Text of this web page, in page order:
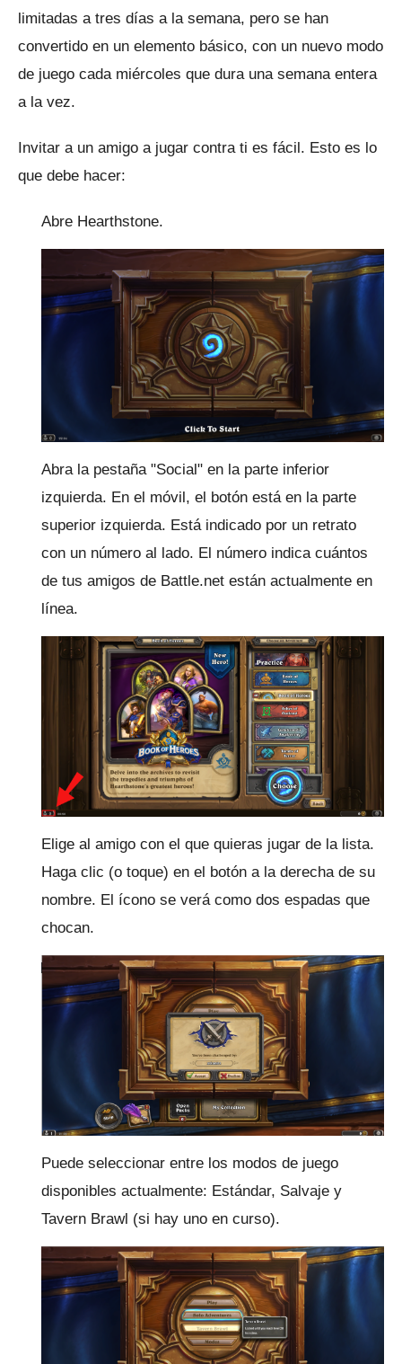
limitadas a tres días a la semana, pero se han
convertido en un elemento básico, con un nuevo modo
de juego cada miércoles que dura una semana entera
a la vez.
Invitar a un amigo a jugar contra ti es fácil. Esto es lo
que debe hacer:
Abre Hearthstone.
Abra la pestaña "Social" en la parte inferior
izquierda. En el móvil, el botón está en la parte
superior izquierda. Está indicado por un retrato
con un número al lado. El número indica cuántos
de tus amigos de Battle.net están actualmente en
línea.
Elige al amigo con el que quieras jugar de la lista.
Haga clic (o toque) en el botón a la derecha de su
nombre. El ícono se verá como dos espadas que
chocan.
Puede seleccionar entre los modos de juego
disponibles actualmente: Estándar, Salvaje y
Tavern Brawl (si hay uno en curso).